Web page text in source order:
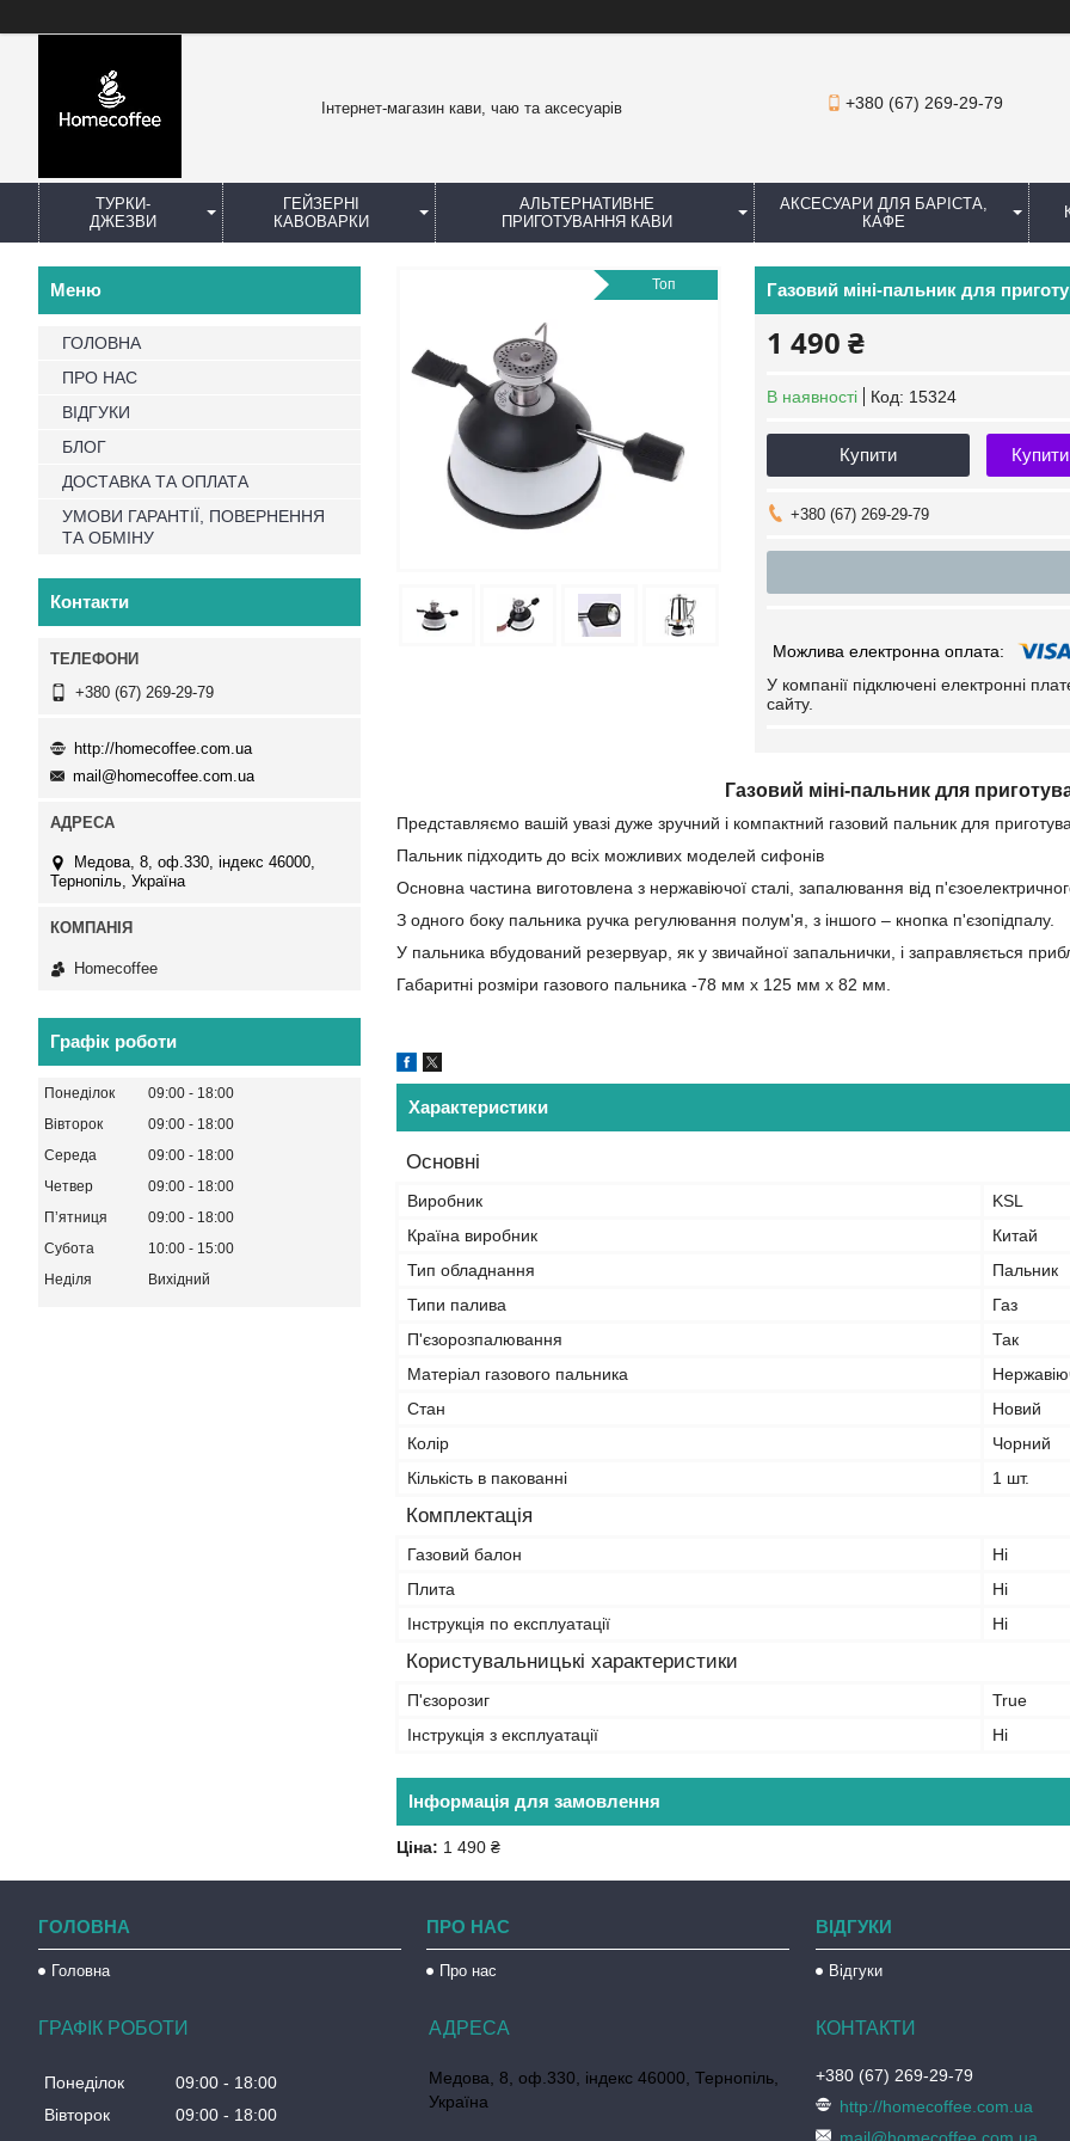
Інтернет-магазин кави, чаю та аксесуарів +380 (67) 269-29-79
ТУРКИ-
ДЖЕЗВИ
ГЕЙЗЕРНІ
КАВОВАРКИ
АЛЬТЕРНАТИВНЕ
ПРИГОТУВАННЯ КАВИ
АКСЕСУАРИ ДЛЯ БАРІСТА,
КАФЕ
Топ Газовий міні-пальник для
1 490 ₴
В наявності Код: 15324
Купити
+380 (67) 269-29-79
У компанії підключені електронні
сайту.
Газовий міні-пальник для
Представляємо вашій увазі дуже зручний і компактний газовий пальник для
Пальник підходить до всіх можливих моделей сифонів
Основна частина виготовлена з нержавіючої сталі, запалювання від
З одного боку пальника ручка регулювання полум'я, з іншого – кнопка п'єзопідпалу.
У пальника вбудований резервуар, як у звичайної запальнички, і заправляється
Габаритні розміри газового пальника -78 мм х 125 мм х 82 мм.
Характеристики
Основні
Виробник
KSL
Країна виробник
Китай
Тип обладнання
Пальник
Типи палива
Газ
П'єзорозпалювання
Так
Матеріал газового пальника
Стан
Новий
Колір
Чорний
Кількість в пакованні
1 шт.
Комплектація
Газовий балон
Ні
Плита
Ні
Інструкція по експлуатації
Ні
Користувальницькі характеристики
П'єзорозиг
True
Інструкція з експлуатації
Ні
Інформація для замовлення
Ціна: 1 490 ₴
ГОЛОВНА
ПРО НАС
ВІДГУКИ
БЛОГ
ДОСТАВКА ТА ОПЛАТА
УМОВИ ГАРАНТІЇ, ПОВЕРНЕННЯ
ТА ОБМІНУ
Контакти
+380 (67) 269-29-79
http://homecoffee.com.ua
mail@homecoffee.com.ua
Медова, 8, оф.330, індекс 46000,
Тернопіль, Україна
Homecoffee
Графік роботи
Понеділок 09:00
18:00
Вівторок
09:00
18:00
Середа
09:00
18:00
Четвер
09:00
18:00
Пʼятниця
09:00
18:00
Субота
10:00
15:00
Неділя
Вихідний
ГОЛОВНА
Головна
ПРО НАС
Про нас
ВІДГУКИ
Відгуки
ГРАФІК РОБОТИ
Понеділок 09:00
18:00
Вівторок
09:00
18:00
Медова, 8, оф.330, індекс 46000, Тернопіль,
Україна
+380 (67) 269-29-79
http://homecoffee.com.ua